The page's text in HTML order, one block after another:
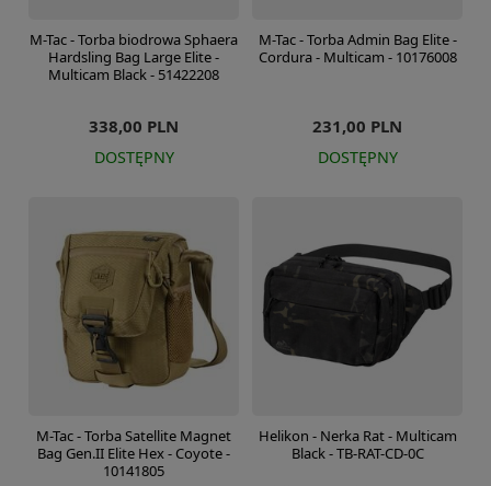
M-Tac - Torba biodrowa Sphaera
Hardsling Bag Large Elite -
Multicam Black - 51422208
338,00 PLN
DOSTĘPNY
M-Tac - Torba Admin Bag Elite -
Cordura - Multicam - 10176008
231,00 PLN
DOSTĘPNY
M-Tac - Torba Satellite Magnet
Bag Gen.II Elite Hex - Coyote -
10141805
Helikon - Nerka Rat - Multicam
Black - TB-RAT-CD-0C